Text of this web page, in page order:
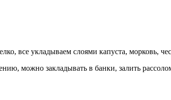
все укладываем слоями капуста, морковь,
можно закладывать в банки, залить